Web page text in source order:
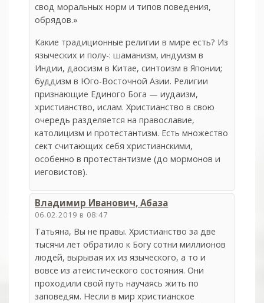
свод моральных норм и типов поведения,
обрядов.»
Какие традиционные религии в мире есть? Из
языческих и полу-: шаманизм, индуизм в
Индии, даосизм в Китае, синтоизм в Японии;
буддизм в Юго-Восточной Азии. Религии
признающие Единого Бога — иудаизм,
христианство, ислам. Христианство в свою
очередь разделяется на православие,
католицизм и протестантизм. Есть множество
сект считающих себя христианскими,
особенно в протестантизме (до мормонов и
иеговистов).
Владимир Иванович, Абаза
06.02.2019 в 08:47
Татьяна, Вы не правы. Христианство за две
тысячи лет обратило к Богу сотни миллионов
людей, вырывая их из языческого, а то и
вовсе из атеистического состояния. Они
проходили свой путь научаясь жить по
заповедям. Несли в мир христианское